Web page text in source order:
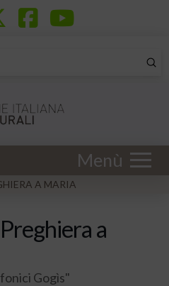
Menù
A MARIA
a
Gogìs"